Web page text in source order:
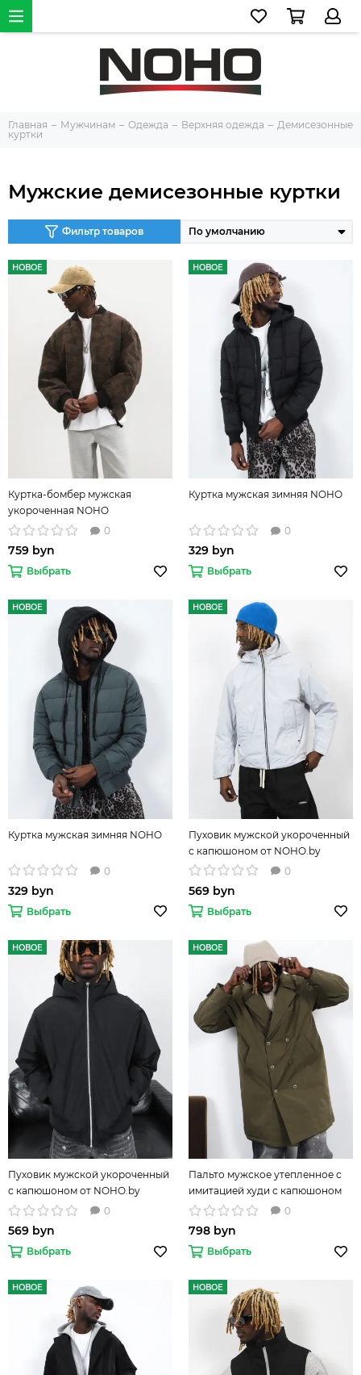
Главная Мужчинам Одежда Верхняя одежда
Демисезонные
куртки
Мужские демисезонные куртки
Фильтр товаров
НОВОЕ
Куртка-бомбер мужская
укороченная NOHO
0
759 byn
Выбрать
НОВОЕ
Куртка мужская зимняя NOHO
0
329 byn
Выбрать
НОВОЕ
Куртка мужская зимняя NOHO
0
329 byn
Выбрать
НОВОЕ
Пуховик мужской укороченный
с капюшоном от NOHO.by
0
569 byn
Выбрать
НОВОЕ
Пуховик мужской укороченный
с капюшоном от NOHO.by
0
569 byn
Выбрать
НОВОЕ
Пальто мужское утепленное с
имитацией худи с капюшоном
0
798 byn
Выбрать
НОВОЕ НОВОЕ